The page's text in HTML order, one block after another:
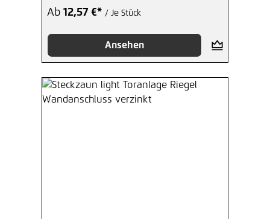
Ab 12,57 €* / Je Stück
Ansehen